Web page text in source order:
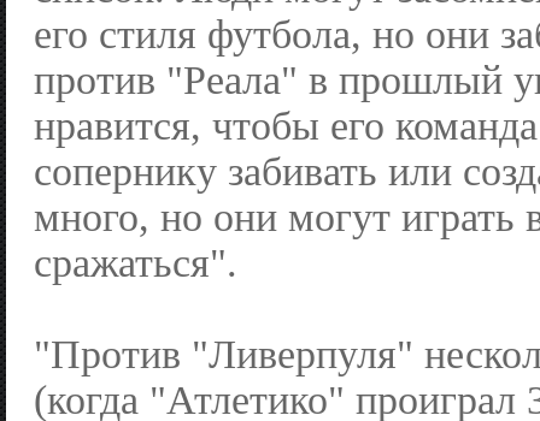
его стиля футбола, но они
против "Реала" в прошлый
нравится, чтобы его
сопернику забивать или
много, но они могут играть
сражаться".
"Против "Ливерпуля"
(когда "Атлетико" проиграл